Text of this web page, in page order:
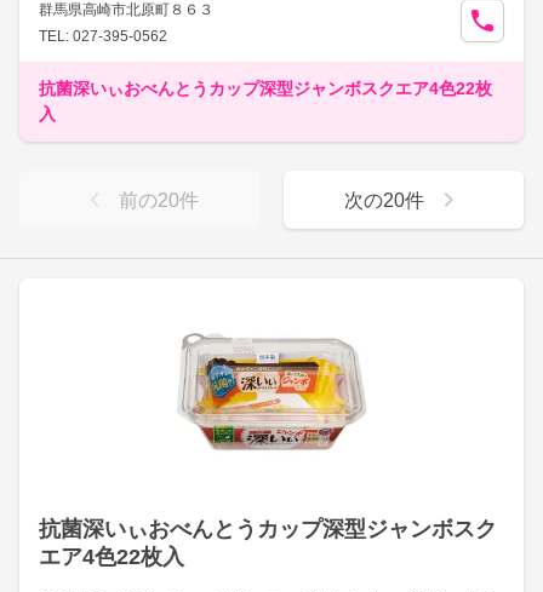
抗菌深いぃおべんとうカップ深型ジャンボスク
エア4色22枚入
群馬県高崎市北原町８６３
TEL: 027-395-0562
抗菌深いぃおべんとうカップ深型ジャンボスクエア4色22枚
入
前の20件 次の20件